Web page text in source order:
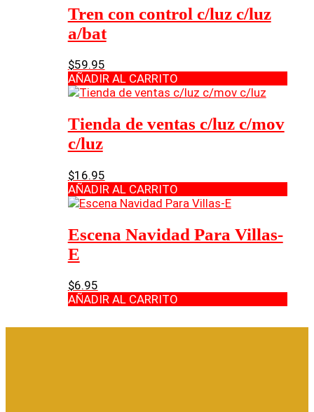
Tren con control c/luz c/luz
a/bat
$59.95
AÑADIR AL CARRITO
Tienda de ventas c/luz c/mov
c/luz
$16.95
AÑADIR AL CARRITO
Escena Navidad Para Villas-
E
$6.95
AÑADIR AL CARRITO